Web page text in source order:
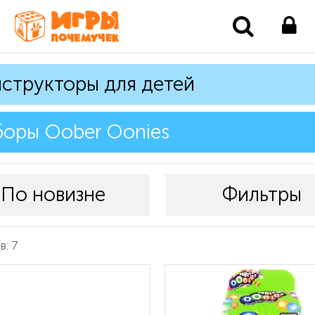
для детей
Oober Oonies
По новизне Фильтры
7